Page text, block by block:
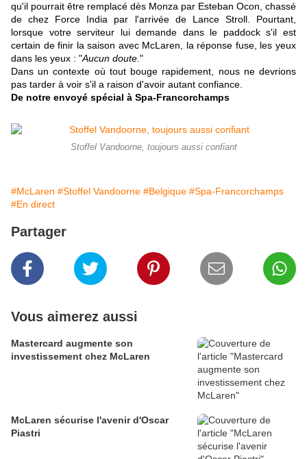
qu'il pourrait être remplacé dès Monza par Esteban Ocon, chassé
de chez Force India par l'arrivée de Lance Stroll. Pourtant,
lorsque votre serviteur lui demande dans le paddock s'il est
certain de finir la saison avec McLaren, la réponse fuse, les yeux
dans les yeux : "Aucun doute. "
Dans un contexte où tout bouge rapidement, nous ne devrions
pas tarder à voir s'il a raison d'avoir autant confiance.
De notre envoyé spécial à Spa-Francorchamps
Stoffel Vandoorne, toujours aussi confiant
#McLaren #Stoffel Vandoorne #Belgique #Spa-Francorchamps
#En direct
Partager
Vous aimerez aussi
Mastercard augmente son
investissement chez McLaren
McLaren sécurise l'avenir d'Oscar
Piastri